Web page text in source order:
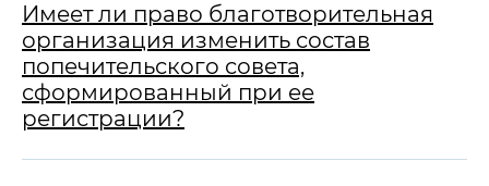
Имеет ли право благотворительная
организация изменить состав
попечительского совета,
сформированный при ее
регистрации?